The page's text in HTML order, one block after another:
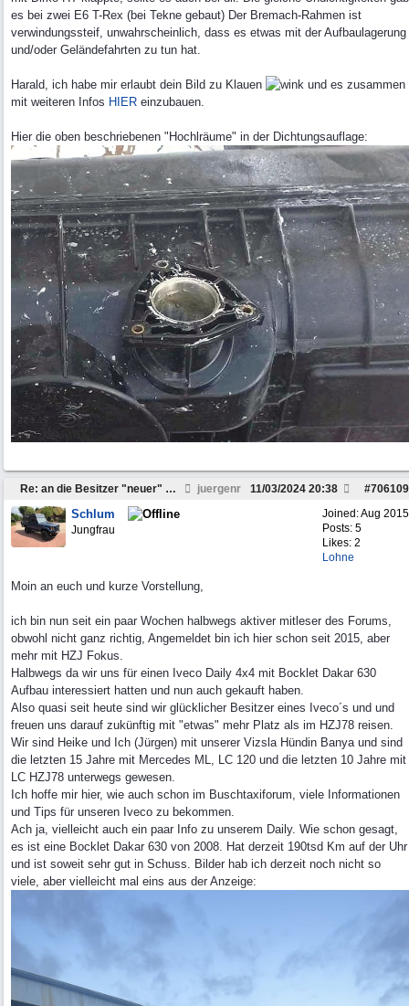
es bei zwei E6 T-Rex (bei Tekne gebaut) Der Bremach-Rahmen ist
verwindungssteif, unwahrscheinlich, dass es etwas mit der Aufbaulagerung
und/oder Geländefahrten zu tun hat.
Harald, ich habe mir erlaubt dein Bild zu Klauen
und es zusammen
mit weiteren Infos HIER einzubauen.
Hier die oben beschriebenen "Hochlräume" in der Dichtungsauflage:
Re: an die Besitzer "neuer" Daily`s ab 2007 ........ juergenr #706109
11/03/2024 20:38
Joined:Aug 2015
Posts: 5
Likes: 2
Lohne
Schlum
Jungfrau
Moin an euch und kurze Vorstellung,
ich bin nun seit ein paar Wochen halbwegs aktiver mitleser des Forums,
obwohl nicht ganz richtig, Angemeldet bin ich hier schon seit 2015, aber
mehr mit HZJ Fokus.
Halbwegs da wir uns für einen Iveco Daily 4x4 mit Bocklet Dakar 630
Aufbau interessiert hatten und nun auch gekauft haben.
Also quasi seit heute sind wir glücklicher Besitzer eines Iveco´s und und
freuen uns darauf zukünftig mit "etwas" mehr Platz als im HZJ78 reisen.
Wir sind Heike und Ich (Jürgen) mit unserer Vizsla Hündin Banya und sind
die letzten 15 Jahre mit Mercedes ML, LC 120 und die letzten 10 Jahre mit
LC HZJ78 unterwegs gewesen.
Ich hoffe mir hier, wie auch schon im Buschtaxiforum, viele Informationen
und Tips für unseren Iveco zu bekommen.
Ach ja, vielleicht auch ein paar Info zu unserem Daily. Wie schon gesagt,
es ist eine Bocklet Dakar 630 von 2008. Hat derzeit 190tsd Km auf der Uhr
und ist soweit sehr gut in Schuss. Bilder hab ich derzeit noch nicht so
viele, aber vielleicht mal eins aus der Anzeige: